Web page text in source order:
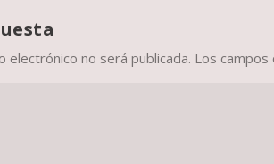
electrónico no será publicada. Los